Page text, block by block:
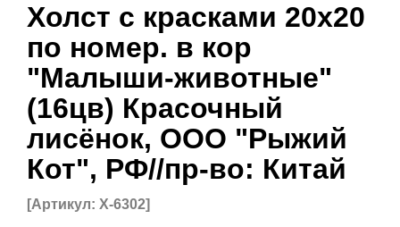
Холст с красками 20х20
по номер. в кор
"Малыши-животные"
(16цв) Красочный
лисёнок, ООО "Рыжий
Кот", РФ//пр-во: Китай
[Артикул: Х-6302]